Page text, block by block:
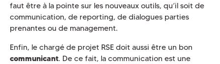
faut être à la pointe sur les nouveaux outils, qu’il soit de
communication, de reporting, de dialogues parties
prenantes ou de management.
Enfin, le chargé de projet RSE doit aussi être un bon
communicant. De ce fait, la communication est une